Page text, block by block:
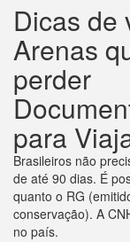
Dicas de
Arenas
perder
para
Brasileiros não
de até 90 dias. É
quanto o RG
conservação). A
no país.